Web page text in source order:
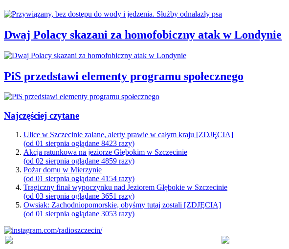
Dwaj Polacy skazani za homofobiczny atak w Londynie
PiS przedstawi elementy programu społecznego
Najczęściej czytane
Ulice w Szczecinie zalane, alerty prawie w całym kraju [ZDJĘCIA]
(od 01 sierpnia oglądane 8423 razy)
Akcja ratunkowa na jeziorze Głębokim w Szczecinie
(od 02 sierpnia oglądane 4859 razy)
Pożar domu w Mierzynie
(od 01 sierpnia oglądane 4154 razy)
Tragiczny finał wypoczynku nad Jeziorem Głębokie w Szczecinie
(od 03 sierpnia oglądane 3651 razy)
Owsiak: Zachodniopomorskie, obyśmy tutaj zostali [ZDJĘCIA]
(od 01 sierpnia oglądane 3053 razy)